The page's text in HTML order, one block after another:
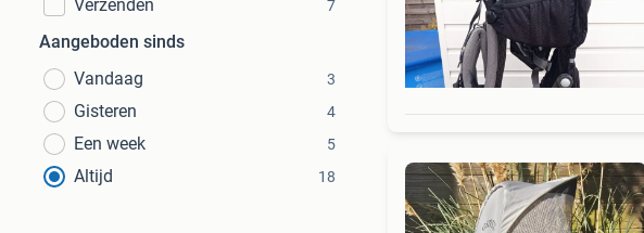
Verzenden 7
Aangeboden sinds
Vandaag
3
Gisteren 4
Een week 5
Altijd 18